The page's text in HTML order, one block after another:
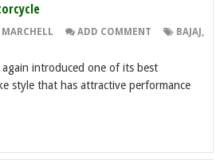
ADD COMMENT BAJAJ ,
introduced one of its best
style that has attractive performance